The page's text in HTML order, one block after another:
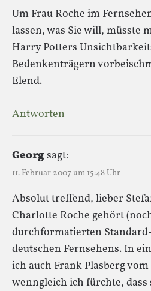
Um Frau Roche im
lassen, was Sie will, müsste
Harry Potters
Bedenkenträgern
Elend.
Antworten
Georgsagt:
11. Februar 2007 um 15:48 Uhr
Absolut treffend, lieber
Charlotte Roche gehört
durchformatierten
deutschen Fernsehens. In
ich auch Frank Plasberg
wenngleich ich fürchte, dass